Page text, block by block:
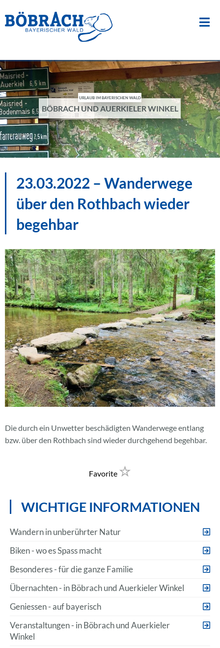
Inhalt
springen
Suche
nach:
BÖBRACH UND AUERKIELER WINKEL
URLAUB IM BAYERISCHEN WALD
23.03.2022 – Wanderwege
über den Rothbach wieder
begehbar
Die durch ein Unwetter beschädigten Wanderwege entlang
bzw. über den Rothbach sind wieder durchgehend begehbar.
Favorite
WICHTIGE INFORMATIONEN
Wandern in unberührter Natur
Biken - wo es Spass macht
Besonderes - für die ganze Familie
Übernachten - in Böbrach und Auerkieler Winkel
Geniessen - auf bayerisch
Veranstaltungen - in Böbrach und Auerkieler
Winkel